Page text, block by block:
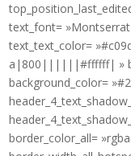
text_font=
text_text_color=
a|800||||||#ffffff| »
background_color=
border_color_all=